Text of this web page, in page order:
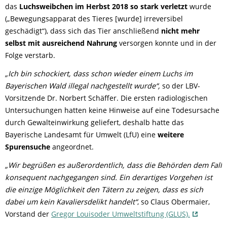
das Luchsweibchen im Herbst 2018 so stark verletzt wurde
(„Bewegungsapparat des Tieres [wurde] irreversibel
geschädigt“), dass sich das Tier anschließend nicht mehr
selbst mit ausreichend Nahrung versorgen konnte und in der
Folge verstarb.
„Ich bin schockiert, dass schon wieder einem Luchs im
Bayerischen Wald illegal nachgestellt wurde“, so der LBV-
Vorsitzende Dr. Norbert Schäffer. Die ersten radiologischen
Untersuchungen hatten keine Hinweise auf eine Todesursache
durch Gewalteinwirkung geliefert, deshalb hatte das
Bayerische Landesamt für Umwelt (LfU) eine weitere
Spurensuche angeordnet.
„Wir begrüßen es außerordentlich, dass die Behörden dem Fall
konsequent nachgegangen sind. Ein derartiges Vorgehen ist
die einzige Möglichkeit den Tätern zu zeigen, dass es sich
dabei um kein Kavaliersdelikt handelt“, so Claus Obermaier,
Vorstand der Gregor Louisoder Umweltstiftung (GLUS).